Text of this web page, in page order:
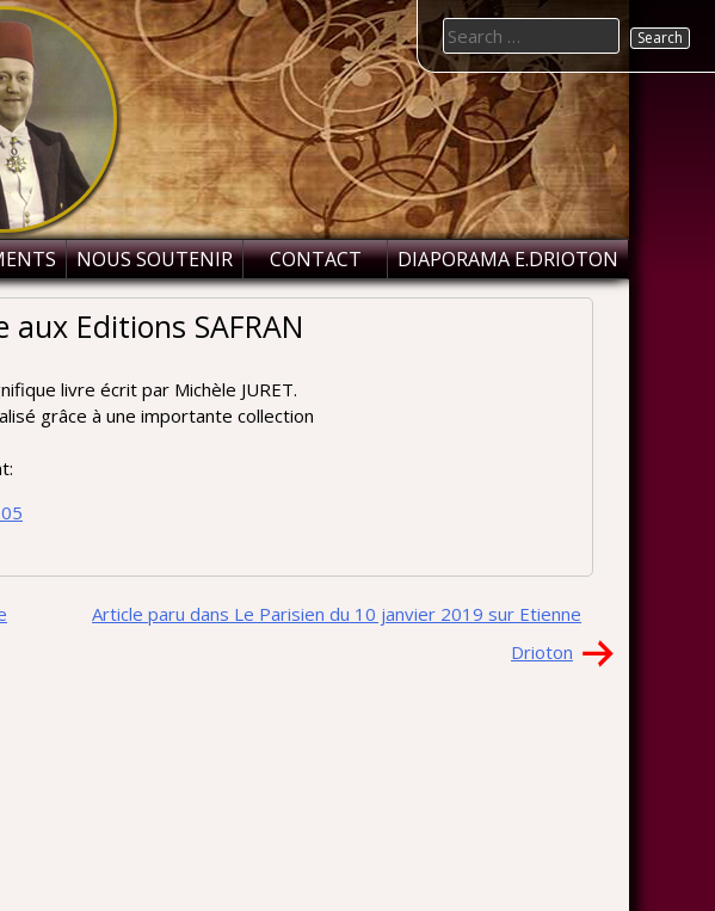
NOUS SOUTENIR CONTACT DIAPORAMA E.DRIOTON
Search
for:
aux Editions SAFRAN
livre écrit par Michèle JURET.
grâce à une importante collection
Article paru dans Le Parisien du 10 janvier 2019 sur Etienne
Drioton